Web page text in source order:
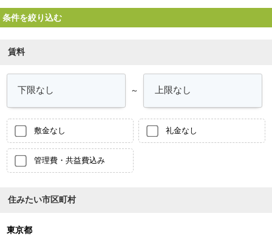
条件を絞り込む
賃料
～
敷金なし 礼金なし
管理費・共益費込み
住みたい市区町村
東京都